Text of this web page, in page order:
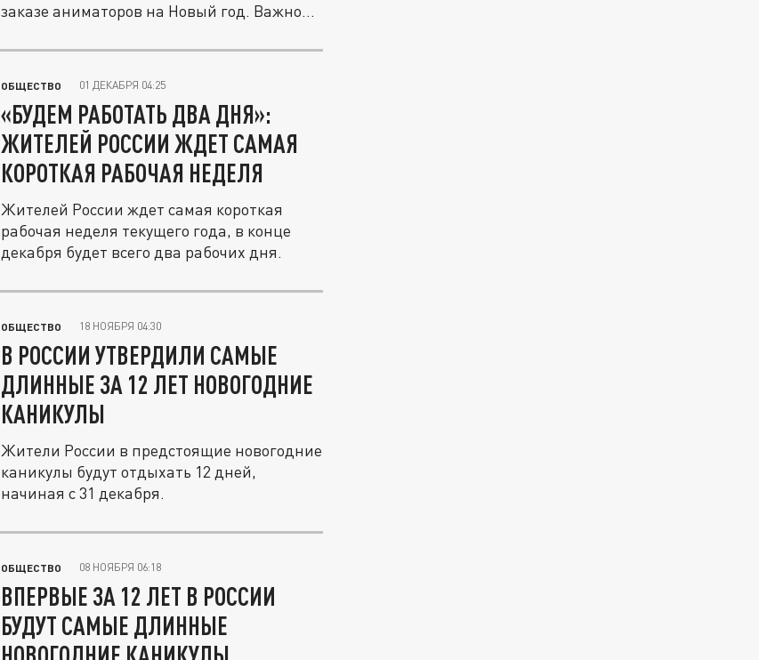
заказе аниматоров на Новый год. Важно...
ОБЩЕСТВО 01 ДЕКАБРЯ 04:25
«БУДЕМ РАБОТАТЬ ДВА ДНЯ»:
ЖИТЕЛЕЙ РОССИИ ЖДЕТ САМАЯ
КОРОТКАЯ РАБОЧАЯ НЕДЕЛЯ
Жителей России ждет самая короткая
рабочая неделя текущего года, в конце
декабря будет всего два рабочих дня.
ОБЩЕСТВО 18 НОЯБРЯ 04:30
В РОССИИ УТВЕРДИЛИ САМЫЕ
ДЛИННЫЕ ЗА 12 ЛЕТ НОВОГОДНИЕ
КАНИКУЛЫ
Жители России в предстоящие новогодние
каникулы будут отдыхать 12 дней,
начиная с 31 декабря.
ОБЩЕСТВО 08 НОЯБРЯ 06:18
ВПЕРВЫЕ ЗА 12 ЛЕТ В РОССИИ
БУДУТ САМЫЕ ДЛИННЫЕ